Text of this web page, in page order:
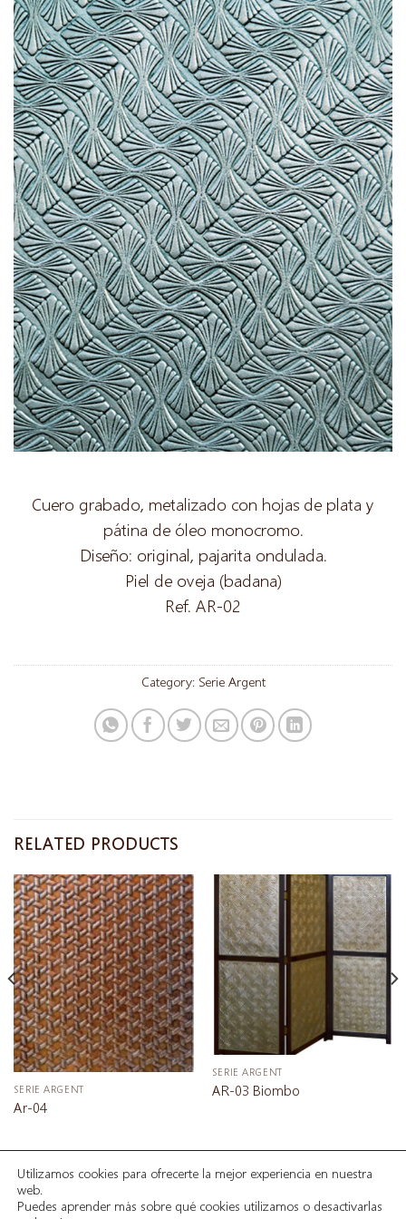
Cuero grabado, metalizado con hojas de plata y
pátina de óleo monocromo.
Diseño: original, pajarita ondulada.
Piel de oveja (badana)
Ref. AR-02
Category: Serie Argent
RELATED PRODUCTS
SERIE ARGENT
Ar-04
SERIE ARGENT
AR-03 Biombo
INICIO SOBRE NOSOTROS SERIES
PROYECTOS
GALERÍA
CORDOBANES GUADAMECIES
CONTACTAR
AVISO LEGAL
Utilizamos cookies para ofrecerte la mejor experiencia en nuestra
web.
Puedes aprender más sobre qué cookies utilizamos o desactivarlas